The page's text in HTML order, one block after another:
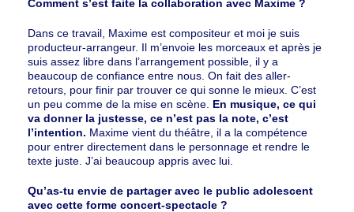
Comment s’est faite la collaboration avec Maxime ?
Dans ce travail, Maxime est compositeur et moi je suis
producteur-arrangeur. Il m’envoie les morceaux et après je
suis assez libre dans l’arrangement possible, il y a
beaucoup de confiance entre nous. On fait des aller-
retours, pour finir par trouver ce qui sonne le mieux. C’est
un peu comme de la mise en scène. En musique, ce qui
va donner la justesse, ce n’est pas la note, c’est
l’intention. Maxime vient du théâtre, il a la compétence
pour entrer directement dans le personnage et rendre le
texte juste. J’ai beaucoup appris avec lui.
Qu’as-tu envie de partager avec le public adolescent
avec cette forme concert-spectacle ?